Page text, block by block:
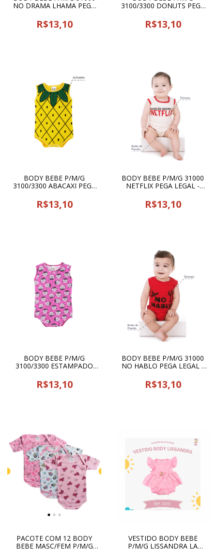
NO DRAMA LHAMA PEGA
R$13,10
3100/3300 DONUTS PEGA
R$13,10
BODY BEBE P/M/G
3100/3300 ABACAXI PEGA
R$13,10
BODY BEBE P/M/G 31000
NETFLIX PEGA LEGAL -
R$13,10
BODY BEBE P/M/G
3100/3300 ESTAMPADO
R$13,10
BODY BEBE P/M/G 31000
NO HABLO PEGA LEGAL -
R$13,10
PACOTE COM 12 BODY
BEBE MASC/FEM P/M/G
VESTIDO BODY BEBE
P/M/G LISSANDRA LA